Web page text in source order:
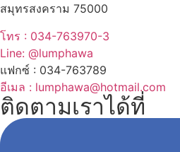
สมุทรสงคราม 75000
โทร : 034-763970-3
Line: @lumphawa
แฟกซ์ : 034-763789
อีเมล : lumphawa@hotmail.com
ติดตามเราได้ที่